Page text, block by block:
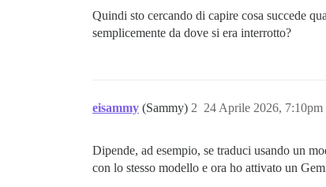
Quindi sto cercando di capire cosa succede
semplicemente da dove si era interrotto?
eisammy (Sammy) 24 Aprile 2026, 7:10pm
2
Dipende, ad esempio, se traduci usando un
con lo stesso modello e ora ho attivato un